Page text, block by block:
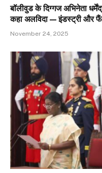
बॉलीवुड के दिग्गज अभिनेता
कहा अलविदा — इंडस्ट्री और
November 24, 2025